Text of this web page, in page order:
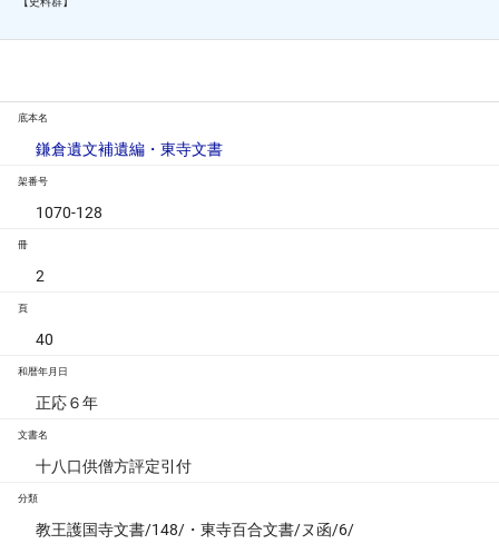
底本名
鎌倉遺文補遺編・東寺文書
架番号
1070-128
冊
2
頁
40
和暦年月日
正応６年
文書名
十八口供僧方評定引付
分類
教王護国寺文書/148/・東寺百合文書/ヌ函/6/